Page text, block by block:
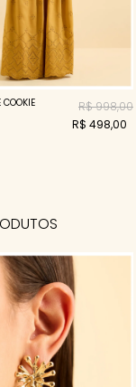
COOKIE
R$ 998,00
R$ 498,00